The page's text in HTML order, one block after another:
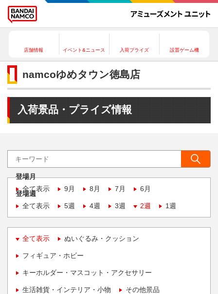
店舗情報 イベント&ニュース 入荷プライズ 設置ゲーム機
namcoゆめタウン徳島店
入荷景品・プライズ情報
登場月
全て表示
9月 8月 7月 6月
登場週
全て表示
5週 4週 3週 2週 1週
全て表示 ぬいぐるみ・クッション
フィギュア・ホビー
キーホルダー・マスコット・アクセサリー
生活雑貨・インテリア・小物 その他景品